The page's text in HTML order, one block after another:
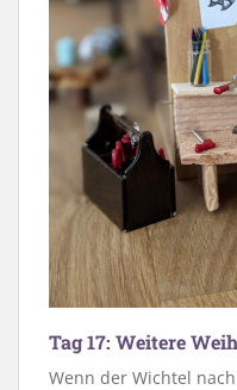
Tag 17: Weitere
Wenn der Wichtel